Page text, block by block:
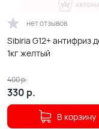
нет отзывов
Sibiria G12+ антифриз до -40С
1кг желтый
330 р.
400р.
В корзину